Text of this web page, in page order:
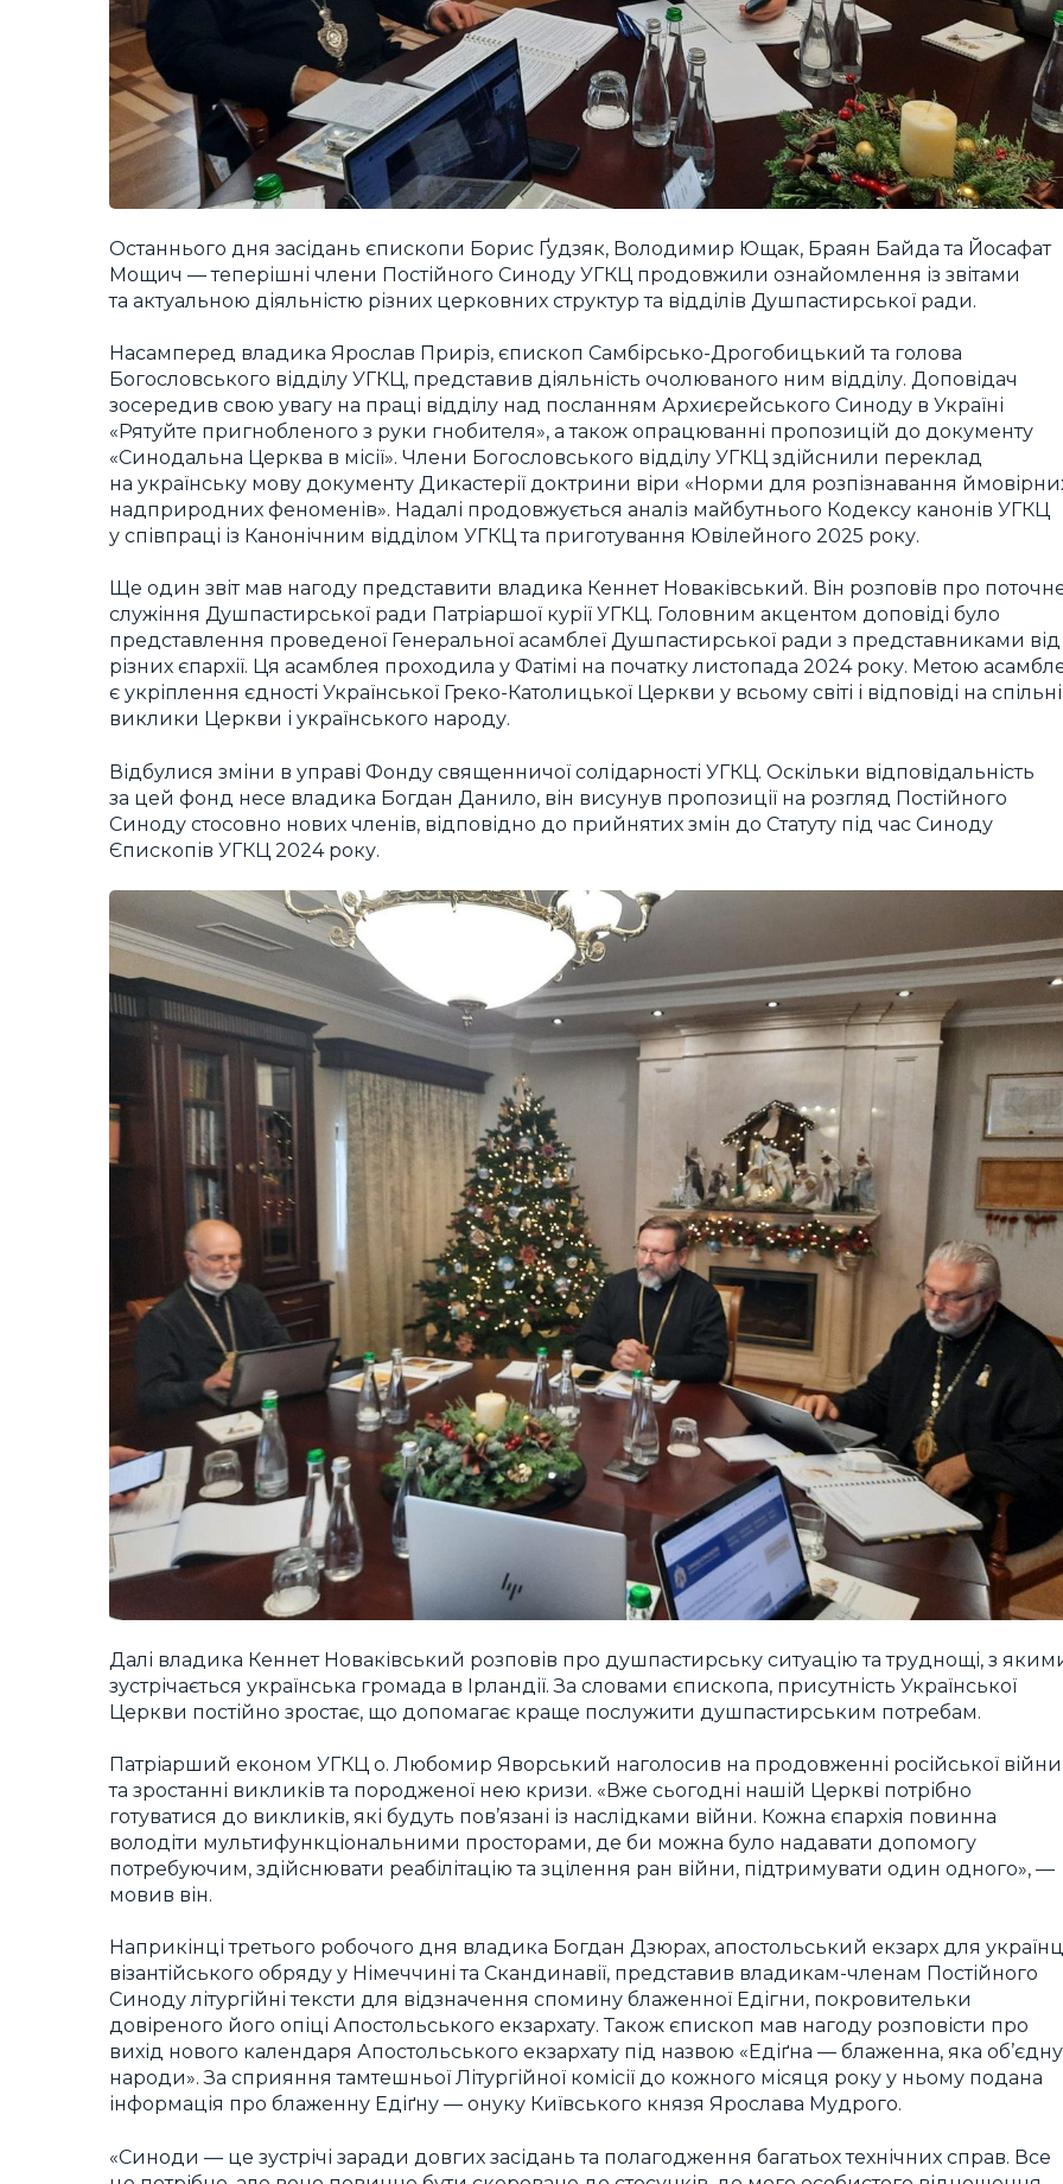
Останнього дня засідань єпископи Борис Ґудзяк, Володимир Ющак, Браян Байда та Йосафат
Мощич — теперішні члени Постійного Синоду УГКЦ продовжили ознайомлення із звітами
та актуальною діяльністю різних церковних структур та відділів Душпастирської ради.
Насамперед владика Ярослав Приріз, єпископ Самбірсько-Дрогобицький та голова
Богословського відділу УГКЦ, представив діяльність очолюваного ним відділу. Доповідач
зосередив свою увагу на праці відділу над посланням Архиєрейського Синоду в Україні
«Рятуйте пригнобленого з руки гнобителя», а також опрацюванні пропозицій до документу
«Синодальна Церква в місії». Члени Богословського відділу УГКЦ здійснили переклад
на українську мову документу Дикастерії доктрини віри «Норми для розпізнавання
надприродних феноменів». Надалі продовжується аналіз майбутнього Кодексу канонів УГКЦ
у співпраці із Канонічним відділом УГКЦ та приготування Ювілейного 2025 року.
Ще один звіт мав нагоду представити владика Кеннет Новаківський. Він розповів про
служіння Душпастирської ради Патріаршої курії УГКЦ. Головним акцентом доповіді було
представлення проведеної Генеральної асамблеї Душпастирської ради з представниками від
різних єпархії. Ця асамблея проходила у Фатімі на початку листопада 2024 року. Метою
є укріплення єдності Української Греко-Католицької Церкви у всьому світі і відповіді на спільні
виклики Церкви і українського народу.
Відбулися зміни в управі Фонду священничої солідарності УГКЦ. Оскільки відповідальність
за цей фонд несе владика Богдан Данило, він висунув пропозиції на розгляд Постійного
Синоду стосовно нових членів, відповідно до прийнятих змін до Статуту під час Синоду
Єпископів УГКЦ 2024 року.
Далі владика Кеннет Новаківський розповів про душпастирську ситуацію та труднощі, з
зустрічається українська громада в Ірландії. За словами єпископа, присутність Української
Церкви постійно зростає, що допомагає краще послужити душпастирським потребам.
Патріарший економ УГКЦ о. Любомир Яворський наголосив на продовженні російської війни
та зростанні викликів та породженої нею кризи. «Вже сьогодні нашій Церкві потрібно
готуватися до викликів, які будуть пов’язані із наслідками війни. Кожна єпархія повинна
володіти мультифункціональними просторами, де би можна було надавати допомогу
потребуючим, здійснювати реабілітацію та зцілення ран війни, підтримувати один одного», —
мовив він.
Наприкінці третього робочого дня владика Богдан Дзюрах, апостольський екзарх для
візантійського обряду у Німеччині та Скандинавії, представив владикам-членам Постійного
Синоду літургійні тексти для відзначення спомину блаженної Едігни, покровительки
довіреного його опіці Апостольського екзархату. Також єпископ мав нагоду розповісти про
вихід нового календаря Апостольського екзархату під назвою «Едіґна — блаженна, яка
народи». За сприяння тамтешньої Літургійної комісії до кожного місяця року у ньому подана
інформація про блаженну Едіґну — онуку Київського князя Ярослава Мудрого.
«Синоди — це зустрічі заради довгих засідань та полагодження багатьох технічних справ. Все